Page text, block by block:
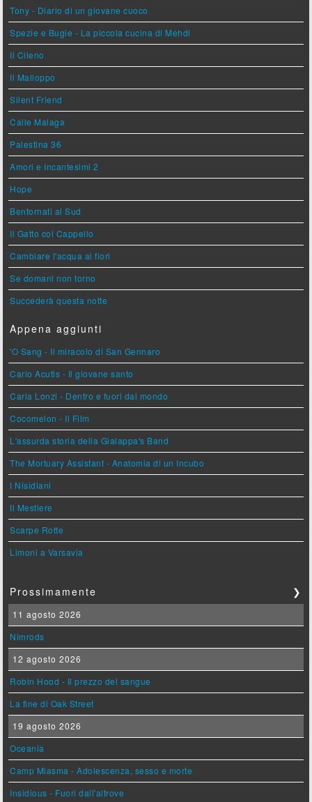
Tony - Diario di un giovane cuoco
Spezie e Bugie - La piccola cucina di Mehdi
Il Cileno
Il Malloppo
Silent Friend
Calle Malaga
Palestina 36
Amori e Incantesimi 2
Hope
Bentornati al Sud
Il Gatto col Cappello
Cambiare l'acqua ai fiori
Se domani non torno
Succederà questa notte
Appena aggiunti
'O Sang - Il miracolo di San Gennaro
Carlo Acutis - Il giovane santo
Carla Lonzi - Dentro e fuori dal mondo
Cocomelon - Il Film
L'assurda storia della Gialappa's Band
The Mortuary Assistant - Anatomia di un Incubo
I Nisidiani
Il Mestiere
Scarpe Rotte
Limoni a Varsavia
Prossimamente ❯
11 agosto 2026
Nimrods
12 agosto 2026
Robin Hood - Il prezzo del sangue
La fine di Oak Street
19 agosto 2026
Oceania
Camp Miasma - Adolescenza, sesso e morte
Insidious - Fuori dall'altrove